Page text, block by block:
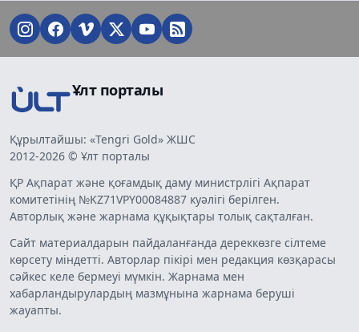
Ұлт порталы
Құрылтайшы: «Tengri Gold» ЖШС
2012-2026 © Ұлт порталы
ҚР Ақпарат және қоғамдық даму министрлігі Ақпарат
комитетінің №KZ71VPY00084887 куәлігі берілген.
Авторлық және жарнама құқықтары толық сақталған.
Сайт материалдарын пайдаланғанда дереккөзге сілтеме
көрсету міндетті. Авторлар пікірі мен редакция көзқарасы
сәйкес келе бермеуі мүмкін. Жарнама мен
хабарландырулардың мазмұнына жарнама беруші
жауапты.